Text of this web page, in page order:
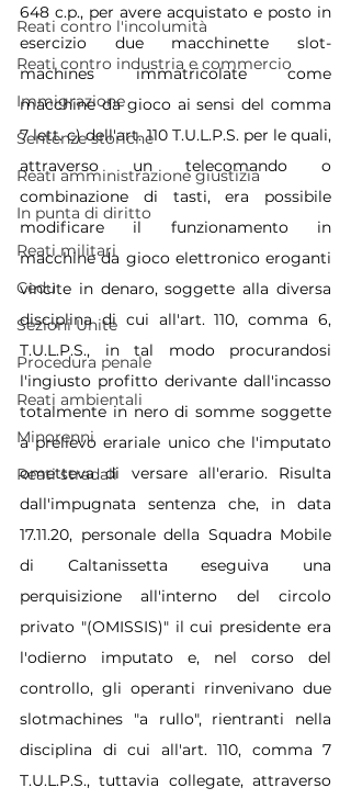
Reati contro l'incolumità
Reati contro industria e commercio
Immigrazione
Sentenze storiche
Reati amministrazione giustizia
In punta di diritto
Reati militari
Cedu
Sezioni Unite
Procedura penale
Reati ambientali
Minorenni
Reati stradali
648 c.p., per avere acquistato e posto in
esercizio due macchinette slot-
machines immatricolate come
macchine da gioco ai sensi del comma
7 lett. c) dell'art. 110 T.U.L.P.S. per le quali,
attraverso un telecomando o
combinazione di tasti, era possibile
modificare il funzionamento in
macchine da gioco elettronico eroganti
vincite in denaro, soggette alla diversa
disciplina di cui all'art. 110, comma 6,
T.U.L.P.S., in tal modo procurandosi
l'ingiusto profitto derivante dall'incasso
totalmente in nero di somme soggette
a prelievo erariale unico che l'imputato
ometteva di versare all'erario. Risulta
dall'impugnata sentenza che, in data
17.11.20, personale della Squadra Mobile
di Caltanissetta eseguiva una
perquisizione all'interno del circolo
privato "(OMISSIS)" il cui presidente era
l'odierno imputato e, nel corso del
controllo, gli operanti rinvenivano due
slotmachines "a rullo", rientranti nella
disciplina di cui all'art. 110, comma 7
T.U.L.P.S., tuttavia collegate, attraverso